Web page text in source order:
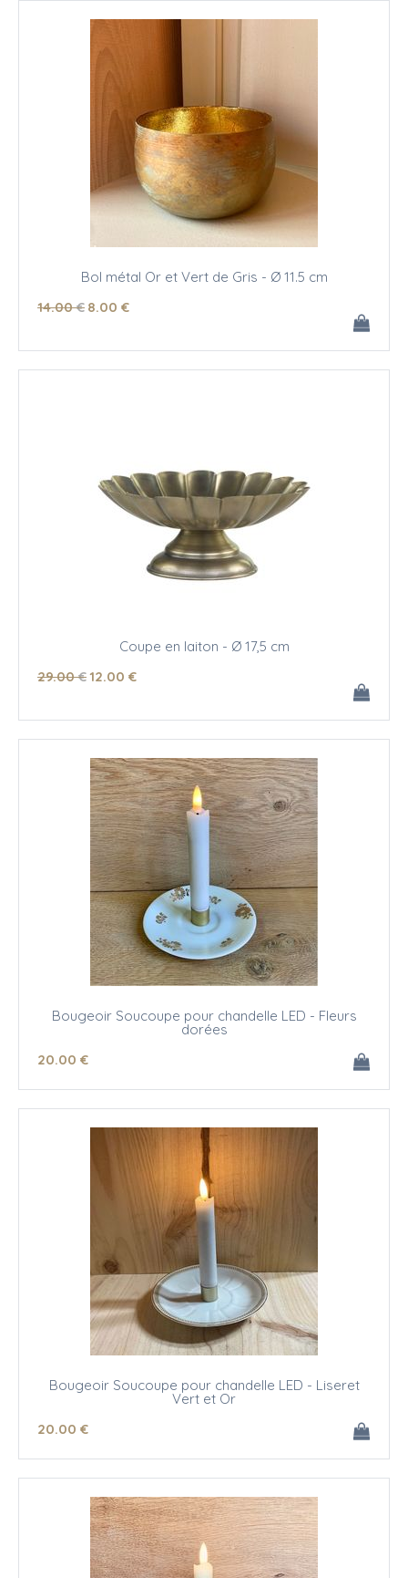
Bol métal Or et Vert de Gris - Ø 11.5 cm
14.00 € 8.00 €
Coupe en laiton - Ø 17,5 cm
29.00 €12.00 €
Bougeoir Soucoupe pour chandelle LED - Fleurs
dorées
20.00 €
Bougeoir Soucoupe pour chandelle LED - Liseret
Vert et Or
20.00 €